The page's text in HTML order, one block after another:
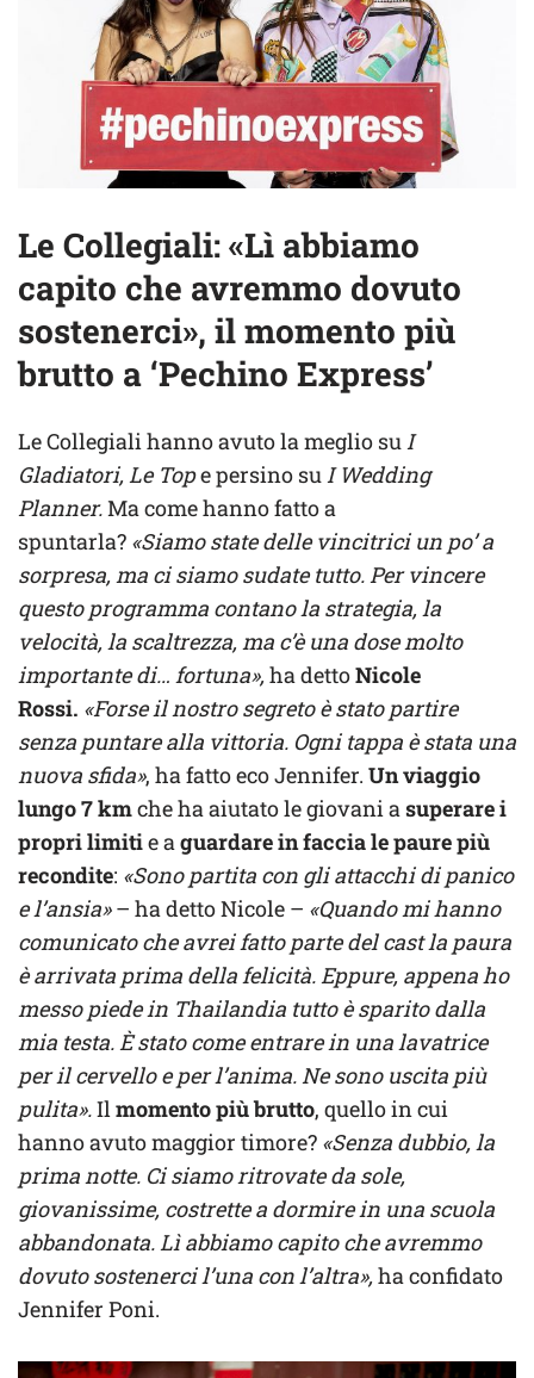
Le Collegiali: «Lì abbiamo
capito che avremmo dovuto
sostenerci», il momento più
brutto a ‘Pechino Express’
Le Collegiali hanno avuto la meglio su I
Gladiatori, Le Tope persino su I Wedding
Planner.Ma come hanno fatto a
spuntarla? «Siamo state delle vincitrici un po’ a
sorpresa, ma ci siamo sudate tutto. Per vincere
questo programma contano la strategia, la
velocità, la scaltrezza, ma c’è una dose molto
importante di… fortuna»,ha dettoNicole
Rossi. «Forse il nostro segreto è stato partire
senza puntare alla vittoria. Ogni tappa è stata una
nuova sfida», ha fatto eco Jennifer. Un viaggio
lungo 7 kmche ha aiutato le giovani a superare i
propri limitie a guardare in faccia le paure più
recondite: «Sono partita con gli attacchi di panico
e l’ansia»– ha detto Nicole – «Quando mi hanno
comunicato che avrei fatto parte del cast la paura
è arrivata prima della felicità. Eppure, appena ho
messo piede in Thailandia tutto è sparito dalla
mia testa. È stato come entrare in una lavatrice
per il cervello e per l’anima. Ne sono uscita più
pulita».Il momento più brutto, quello in cui
hanno avuto maggior timore? «Senza dubbio, la
prima notte. Ci siamo ritrovate da sole,
giovanissime, costrette a dormire in una scuola
abbandonata. Lì abbiamo capito che avremmo
dovuto sostenerci l’una con l’altra»,ha confidato
Jennifer Poni.